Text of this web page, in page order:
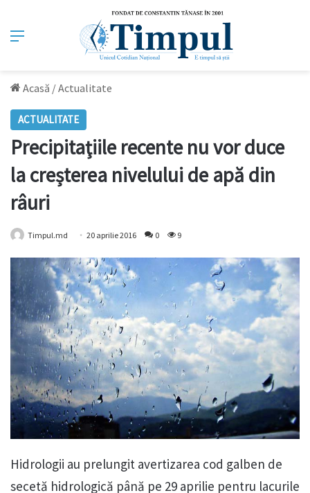
Meniu
Acasă /Actualitate
ACTUALITATE
Precipitaţiile recente nu vor duce
la creșterea nivelului de apă din
râuri
Timpul.md 20 aprilie 2016 0 9
Hidrologii au prelungit avertizarea cod galben de
secetă hidrologică până pe 29 aprilie pentru lacurile